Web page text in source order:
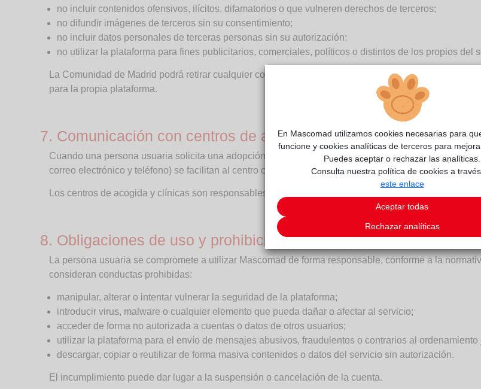
no incluir contenidos ofensivos, ilícitos, difamatorios o que vulneren derechos de terceros;
no difundir imágenes de terceros sin su consentimiento;
no incluir datos personales de terceras personas sin su autorización;
no utilizar la plataforma para fines publicitarios, comerciales, políticos o distintos de los propios del
La Comunidad de Madrid podrá retirar cualquier contenido que incumpla estas condiciones o
para la propia plataforma.
7. Comunicación con centros de acogida y clínicas veterinarias
Cuando una persona usuaria solicita una adopción o una cita con una clínica veterinaria, los datos
correo electrónico y teléfono) se facilitan al centro correspondiente.
Los centros de acogida y clínicas son responsables de la valoración, respuesta o resolución de las
8. Obligaciones de uso y prohibiciones
La persona usuaria se compromete a utilizar Mascomad de forma responsable, conforme a la
consideran conductas prohibidas:
manipular, alterar o intentar vulnerar la seguridad de la plataforma;
introducir virus, malware o cualquier elemento que pueda dañar o afectar al servicio;
acceder de forma no autorizada a cuentas o datos de otros usuarios;
utilizar la plataforma para el envío de mensajes abusivos, fraudulentos o contrarios al ordenamiento
descargar, copiar o reutilizar de forma masiva contenidos o datos del servicio sin autorización.
El incumplimiento puede dar lugar a la suspensión o cancelación de la cuenta.
En Mascomad utilizamos cookies necesarias para
funcione y cookies analíticas de terceros para
Puedes aceptar o rechazar las analíticas.
Consulta nuestra política de cookies a
este enlace
Aceptar todas
Rechazar analíticas